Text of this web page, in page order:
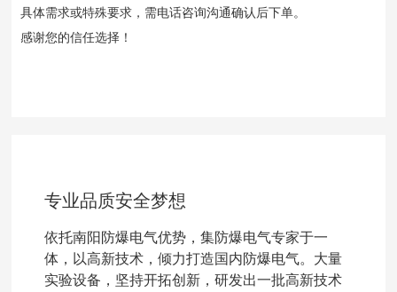
具体需求或特殊要求，需电话咨询沟通确认后下单。
感谢您的信任选择！
专业品质安全梦想
依托南阳防爆电气优势，集防爆电气专家于一
体，以高新技术，倾力打造国内防爆电气。大量
实验设备，坚持开拓创新，研发出一批高新技术